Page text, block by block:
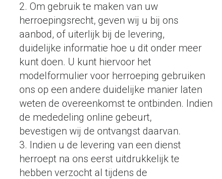
2. Om gebruik te maken van uw
herroepingsrecht, geven wij u bij ons
aanbod, of uiterlijk bij de levering,
duidelijke informatie hoe u dit onder meer
kunt doen. U kunt hiervoor het
modelformulier voor herroeping gebruiken
ons op een andere duidelijke manier laten
weten de overeenkomst te ontbinden. Indien
de mededeling online gebeurt,
bevestigen wij de ontvangst daarvan.
3. Indien u de levering van een dienst
herroept na ons eerst uitdrukkelijk te
hebben verzocht al tijdens de